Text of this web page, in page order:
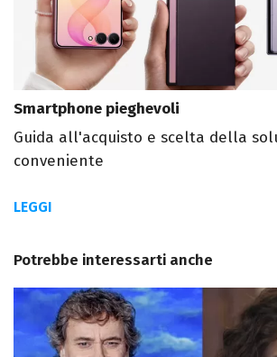
Smartphone pieghevoli
Guida all'acquisto e scelta della
conveniente
LEGGI
Potrebbe interessarti anche